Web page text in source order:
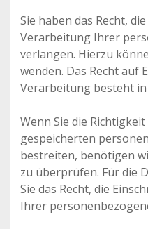
Sie haben das Recht,
Verarbeitung Ihrer
verlangen. Hierzu
wenden. Das Recht auf
Verarbeitung besteht
Wenn Sie die
gespeicherten
bestreiten, benötigen
zu überprüfen. Für die
Sie das Recht, die
Ihrer